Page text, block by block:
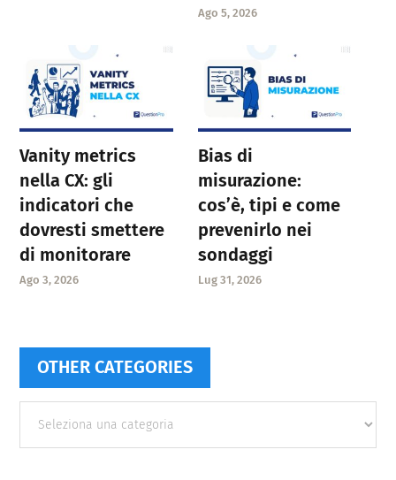
Ago 5, 2026
Vanity metrics
nella CX: gli
indicatori che
dovresti smettere
di monitorare
Ago 3, 2026
Bias di
misurazione:
cos’è, tipi e come
prevenirlo nei
sondaggi
Lug 31, 2026
OTHER CATEGORIES
categories